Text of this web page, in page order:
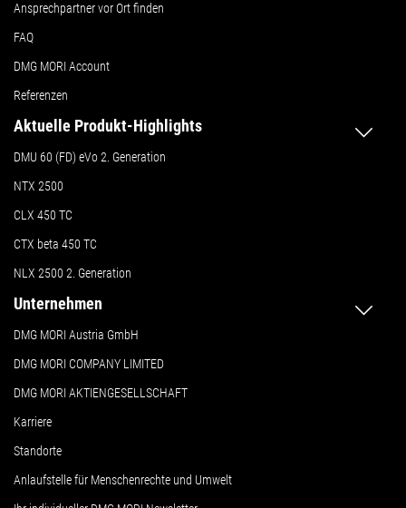
Ansprechpartner vor Ort finden
FAQ
DMG MORI Account
Referenzen
Aktuelle Produkt-Highlights
DMU 60 (FD) eVo 2. Generation
NTX 2500
CLX 450 TC
CTX beta 450 TC
NLX 2500 2. Generation
Unternehmen
DMG MORI Austria GmbH
DMG MORI COMPANY LIMITED
DMG MORI AKTIENGESELLSCHAFT
Karriere
Standorte
Anlaufstelle für Menschenrechte und Umwelt